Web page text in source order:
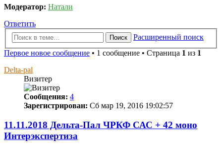
Модератор: Натали
Ответить
Поиск
Расширенный поиск
Первое новое сообщение • 1 сообщение • Страница 1 из 1
Delta-pal
Визитер
Сообщения: 4
Зарегистрирован: Сб мар 19, 2016 19:02:57
11.11.2018 Дельта-Пал ЧРКФ САС + 42 моно
Интерэкспертиза